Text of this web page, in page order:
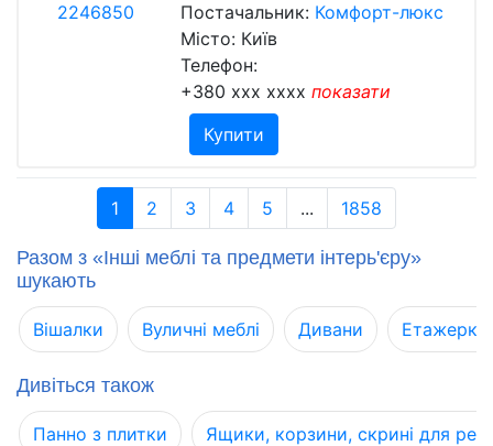
Постачальник: Комфорт-люкс
Місто: Київ
Телефон:
+380 xxx xxxx показати
Купити
1 2 3 4 5 ... 1858
Разом з «Інші меблі та предмети інтерь'єру»
шукають
Вішалки Вуличні меблі Дивани
Дивіться також
Панно з плитки Ящики, корзини, скрині для